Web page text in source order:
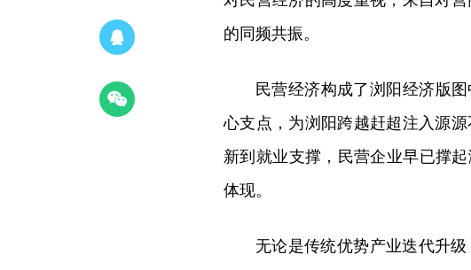
的同频共振。
民营经济构成了浏阳经济版
心支点，为浏阳跨越赶超注入源
新到就业支撑，民营企业早已撑
体现。
无论是传统优势产业迭代升